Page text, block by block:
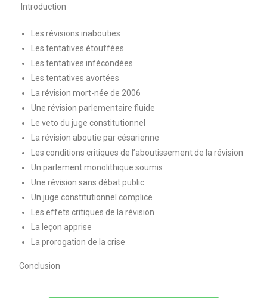
Introduction
Les révisions inabouties
Les tentatives étouffées
Les tentatives infécondées
Les tentatives avortées
La révision mort-née de 2006
Une révision parlementaire fluide
Le veto du juge constitutionnel
La révision aboutie par césarienne
Les conditions critiques de l’aboutissement de la révision
Un parlement monolithique soumis
Une révision sans débat public
Un juge constitutionnel complice
Les effets critiques de la révision
La leçon apprise
La prorogation de la crise
Conclusion